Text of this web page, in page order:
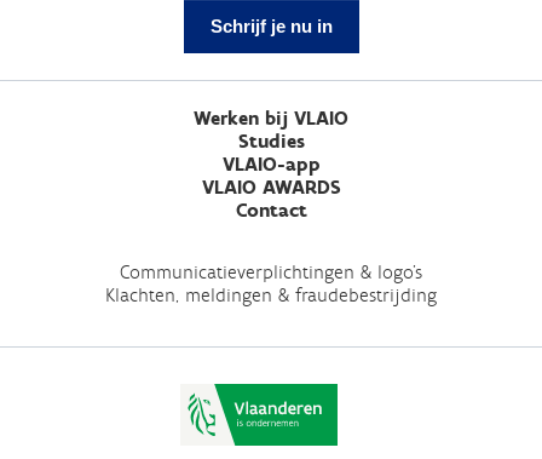
Schrijf je nu in
Werken bij VLAIO
Studies
VLAIO-app
VLAIO AWARDS
Contact
Communicatieverplichtingen & logo's
Klachten, meldingen & fraudebestrijding